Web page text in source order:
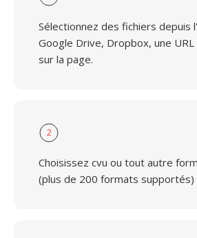
Sélectionnez des fichiers depuis
Google Drive, Dropbox, une
sur la page.
2
Choisissez cvu ou tout autre
(plus de 200 formats supportés)